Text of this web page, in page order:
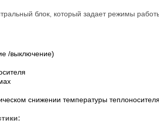
блок, который задает режимы
/выключение)
снижении температуры теплоносителя